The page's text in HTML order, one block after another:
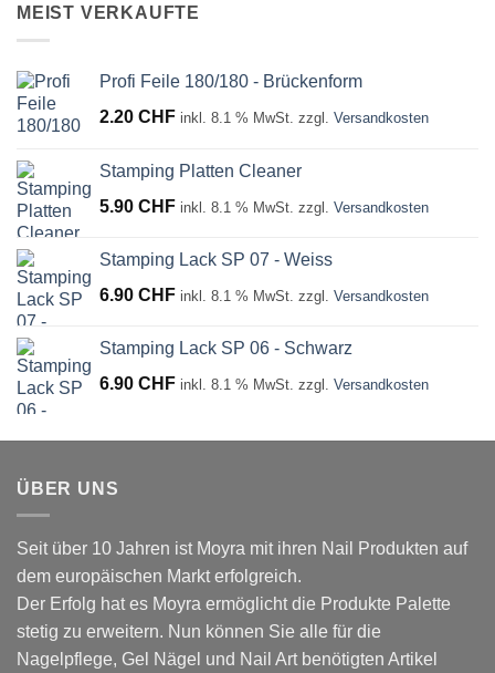
MEIST VERKAUFTE
Profi Feile 180/180 - Brückenform
2.20 CHF inkl. 8.1 % MwSt. zzgl. Versandkosten
Stamping Platten Cleaner
5.90 CHF inkl. 8.1 % MwSt. zzgl. Versandkosten
Stamping Lack SP 07 - Weiss
6.90 CHF inkl. 8.1 % MwSt. zzgl. Versandkosten
Stamping Lack SP 06 - Schwarz
6.90 CHF inkl. 8.1 % MwSt. zzgl. Versandkosten
ÜBER UNS
Seit über 10 Jahren ist Moyra mit ihren Nail Produkten auf
dem europäischen Markt erfolgreich.
Der Erfolg hat es Moyra ermöglicht die Produkte Palette
stetig zu erweitern. Nun können Sie alle für die
Nagelpflege, Gel Nägel und Nail Art benötigten Artikel